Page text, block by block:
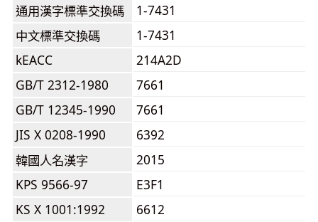
通用漢字標準交換碼
1-7431
中文標準交換碼
1-7431
kEACC
214A2D
GB/T 2312-1980
7661
GB/T 12345-1990
7661
JIS X 0208-1990
6392
韓國人名漢字
2015
KPS 9566-97
E3F1
KS X 1001:1992
6612